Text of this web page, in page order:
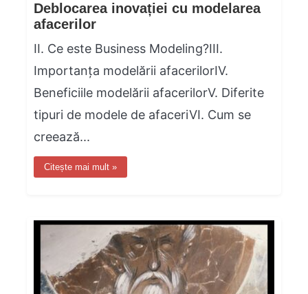
Deblocarea inovației cu modelarea
afacerilor
II. Ce este Business Modeling?III.
Importanța modelării afacerilorIV.
Beneficiile modelării afacerilorV. Diferite
tipuri de modele de afaceriVI. Cum se
creează...
Citește mai mult »